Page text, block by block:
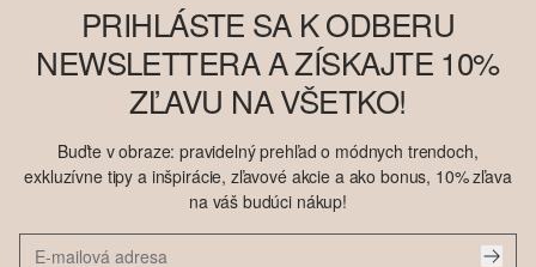
PRIHLÁSTE SA K ODBERU
NEWSLETTERA A ZÍSKAJTE 10%
ZĽAVU NA VŠETKO!
Buďte v obraze: pravidelný prehľad o módnych trendoch,
exkluzívne tipy a inšpirácie, zľavové akcie a ako bonus, 10% zľava
na váš budúci nákup!